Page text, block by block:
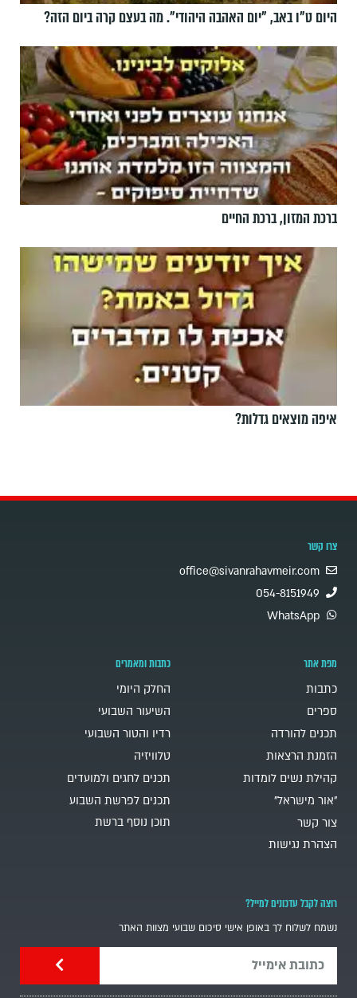
היום ט"ו באב, ”יום האהבה היהודי". מה בעצם קרה ביום הזה?
ברכת המזון, ברכת החיים
איפה מוצאים גדלות?
צרו קשר
office@sivanrahavmeir.com
054-8151949
WhatsApp
מפת אתר
כתבות
ספרים
תכנים להורדה
הזמנת הרצאות
קהילת נשים לומדות
"אור מישראל"
צור קשר
הצהרת נגישות
כתבות ומאמרים
החלק היומי
השיעור השבועי
רדיו והטור השבועי
טלוויזיה
תכנים לחגים ולמועדים
תכנים לפרשת השבוע
תוכן נוסף ברשת
רוצה לקבל עדכונים למייל?
נשמח לשלוח לך באופן אישי סיכום שבועי מצוות האתר